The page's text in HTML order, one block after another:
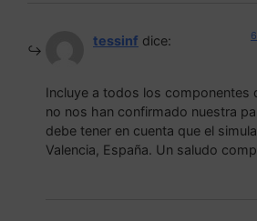
tessinf dice:
Incluye a todos los componentes
no nos han confirmado nuestra
debe tener en cuenta que el
Valencia, España. Un saludo